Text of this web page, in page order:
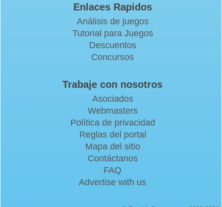
Enlaces Rapidos
Análisis de juegos
Tutorial para Juegos
Descuentos
Concursos
Trabaje con nosotros
Asociados
Webmasters
Política de privacidad
Reglas del portal
Mapa del sitio
Contáctanos
FAQ
Advertise with us